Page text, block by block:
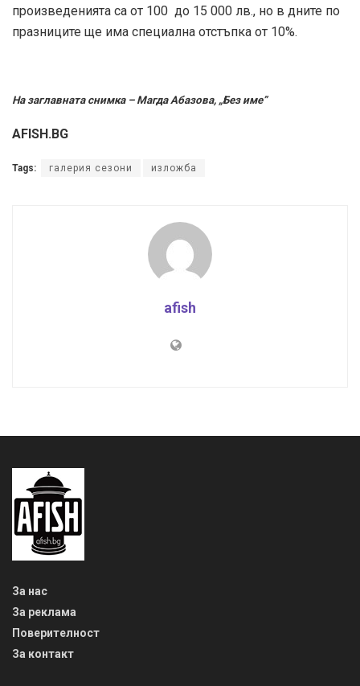
произведенията са от 100 до 15 000 лв., но в дните по
празниците ще има специална отстъпка от 10%.
На заглавната снимка – Магда Абазова, „Без име”
AFISH.BG
Tags: галерия сезони изложба
afish
За нас
За реклама
Поверителност
За контакт